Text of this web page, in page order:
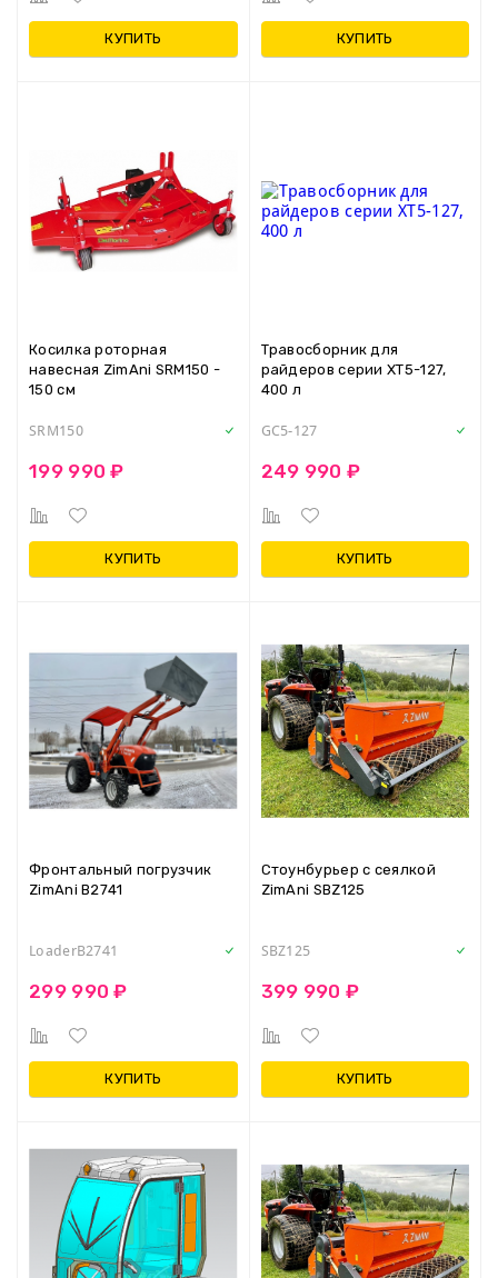
КУПИТЬ КУПИТЬ
Косилка роторная
навесная ZimAni SRM150 -
150 см
SRM150
199 990 ₽
КУПИТЬ
Травосборник для
райдеров серии XT5-127,
400 л
GC5-127
249 990 ₽
КУПИТЬ
Фронтальный погрузчик
ZimAni B2741
LoaderB2741
299 990 ₽
КУПИТЬ
Стоунбурьер с сеялкой
ZimAni SBZ125
SBZ125
399 990 ₽
КУПИТЬ